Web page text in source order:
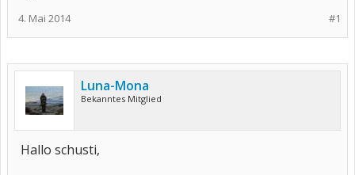
#1
4. Mai 2014
Luna-Mona
Bekanntes Mitglied
Hallo schusti,